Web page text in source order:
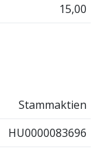
15,00
Stammaktien
HU0000083696